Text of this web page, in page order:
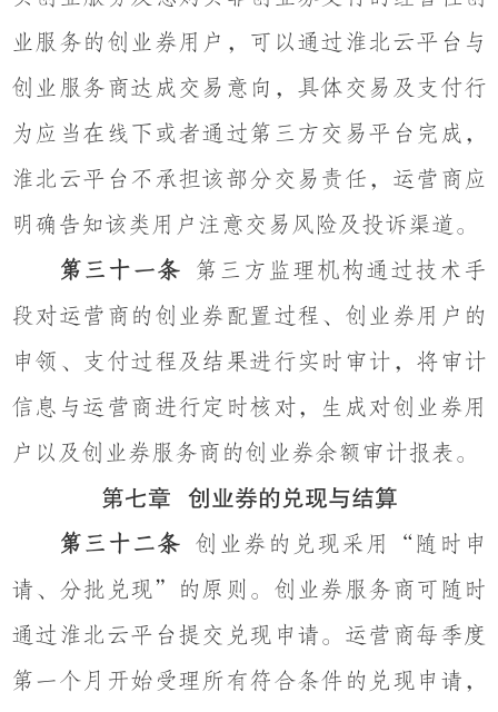
业服务的创业券用户，可以通过淮北云平台与
创业服务商达成交易意向，具体交易及支付行
为应当在线下或者通过第三方交易平台完成，
淮北云平台不承担该部分交易责任，运营商应
明确告知该类用户注意交易风险及投诉渠道。
第三十一条
第三方监理机构通过技术手
段对运营商的创业券配置过程、创业券用户的
申领、支付过程及结果进行实时审计，将审计
信息与运营商进行定时核对，生成对创业券用
户以及创业券服务商的创业券余额审计报表。
第七章
创业券的兑现与结算
第三十二条 创业券的兑现采用 “ 随时申
请、分批兑现”
的原则。创业券服务商可随时
通过淮北云平台提交兑现申请。运营商每季度
第一个月开始受理所有符合条件的兑现申请，